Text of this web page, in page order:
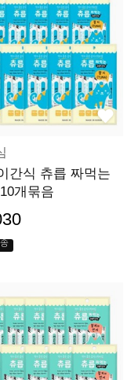
간식 츄릅 짜먹는
개묶음